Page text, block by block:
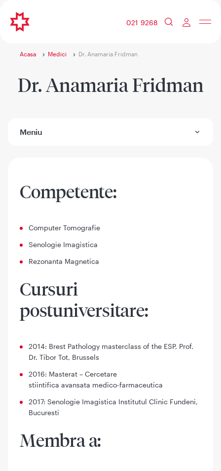
021 9268
Acasa Medici Dr. Anamaria Fridman
Dr. Anamaria Fridman
Meniu
Competente:
Computer Tomografie
Senologie Imagistica
Rezonanta Magnetica
Cursuri
postuniversitare:
2014: Brest Pathology masterclass of the ESP, Prof.
Dr. Tibor Tot, Brussels
2016: Masterat – Cercetare
stiintifica avansata medico-farmaceutica
2017: Senologie Imagistica Institutul Clinic Fundeni,
Bucuresti
Membra a: